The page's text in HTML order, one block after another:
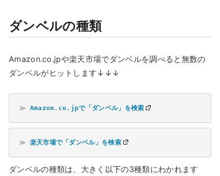
ダンベルの種類
Amazon.co.jpや楽天市場でダンベルを調べると無数の
ダンベルがヒットします↓↓↓
≫ Amazon.co.jpで「ダンベル」を検索
≫ 楽天市場で「ダンベル」を検索
ダンベルの種類は、大きく以下の3種類にわかれます